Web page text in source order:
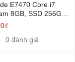
E7470 Core i7
8GB, SSD 256GB,
cảm ứng, Iris(R)
0 đánh giá